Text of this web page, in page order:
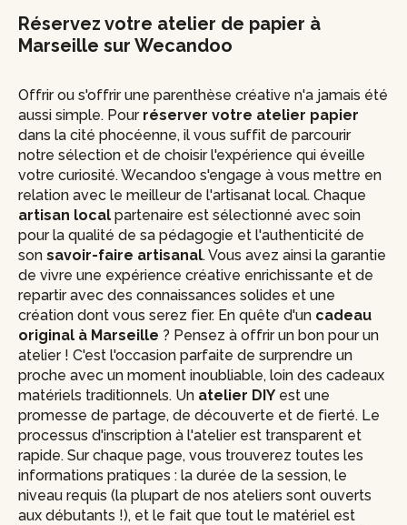
Réservez votre atelier de papier à
Marseille sur Wecandoo
Offrir ou s'offrir une parenthèse créative n'a jamais été
aussi simple. Pour réserver votre atelier papier
dans la cité phocéenne, il vous suffit de parcourir
notre sélection et de choisir l'expérience qui éveille
votre curiosité. Wecandoo s'engage à vous mettre en
relation avec le meilleur de l'artisanat local. Chaque
artisan local partenaire est sélectionné avec soin
pour la qualité de sa pédagogie et l'authenticité de
son savoir-faire artisanal. Vous avez ainsi la garantie
de vivre une expérience créative enrichissante et de
repartir avec des connaissances solides et une
création dont vous serez fier. En quête d'un cadeau
original à Marseille ? Pensez à offrir un bon pour un
atelier ! C'est l'occasion parfaite de surprendre un
proche avec un moment inoubliable, loin des cadeaux
matériels traditionnels. Un atelier DIY est une
promesse de partage, de découverte et de fierté. Le
processus d'inscription à l'atelier est transparent et
rapide. Sur chaque page, vous trouverez toutes les
informations pratiques : la durée de la session, le
niveau requis (la plupart de nos ateliers sont ouverts
aux débutants !), et le fait que tout le matériel est